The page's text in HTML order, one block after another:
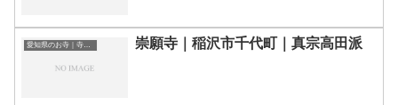
愛知県のお寺｜寺院一覧 崇願寺｜稲沢市千代町｜真宗高田派